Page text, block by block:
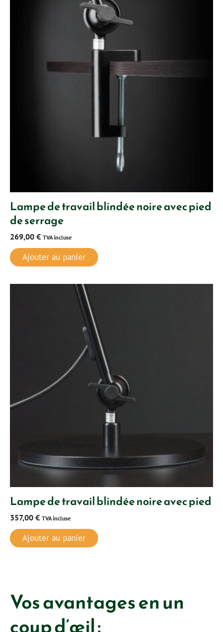
Lampe de travail blindée noire avec pied
de serrage
269,00 € TVA incluse
Ajouter au panier
Lampe de travail blindée noire avec pied
357,00 € TVA incluse
Ajouter au panier
Vos avantages en un